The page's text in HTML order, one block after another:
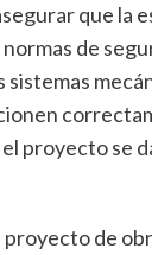
que la
de
sistemas
proyecto se
de